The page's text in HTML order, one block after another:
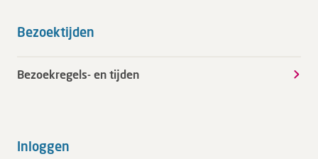
Bezoektijden
Bezoekregels- en tijden
Inloggen